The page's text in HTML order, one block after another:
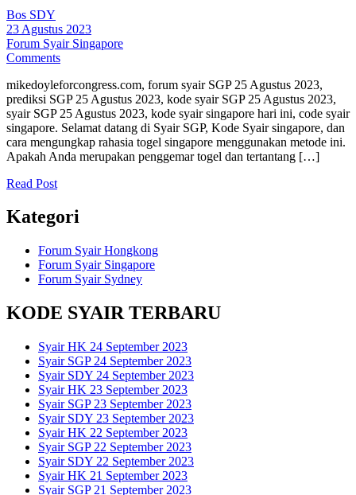
Bos SDY
23 Agustus 2023
Forum Syair Singapore
Comments
mikedoyleforcongress.com, forum syair SGP 25 Agustus 2023,
prediksi SGP 25 Agustus 2023, kode syair SGP 25 Agustus 2023,
syair SGP 25 Agustus 2023, kode syair singapore hari ini, code syair
singapore. Selamat datang di Syair SGP, Kode Syair singapore, dan
cara mengungkap rahasia togel singapore menggunakan metode ini.
Apakah Anda merupakan penggemar togel dan tertantang […]
Read Post
Kategori
Forum Syair Hongkong
Forum Syair Singapore
Forum Syair Sydney
KODE SYAIR TERBARU
Syair HK 24 September 2023
Syair SGP 24 September 2023
Syair SDY 24 September 2023
Syair HK 23 September 2023
Syair SGP 23 September 2023
Syair SDY 23 September 2023
Syair HK 22 September 2023
Syair SGP 22 September 2023
Syair SDY 22 September 2023
Syair HK 21 September 2023
Syair SGP 21 September 2023